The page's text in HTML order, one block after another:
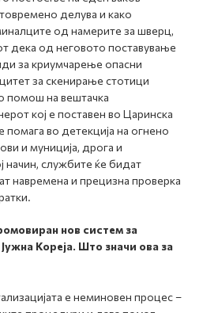
делува и како
од намерите за шверц,
дека од неговото поставување
за криумчарење опасни
за скенирање стотици
помош на вештачка
кој е поставен во Царинска
помага во детекција на огнено
и муниција, дрога и
начин, службите ќе бидат
навремена и прецизна проверка
нов систем за
Кореја. Што значи ова за
е неминовен процес –